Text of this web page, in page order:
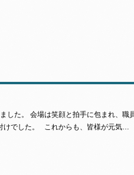
した。 会場は笑顔と拍手に包まれ、職
けでした。 これからも、皆様が元気…